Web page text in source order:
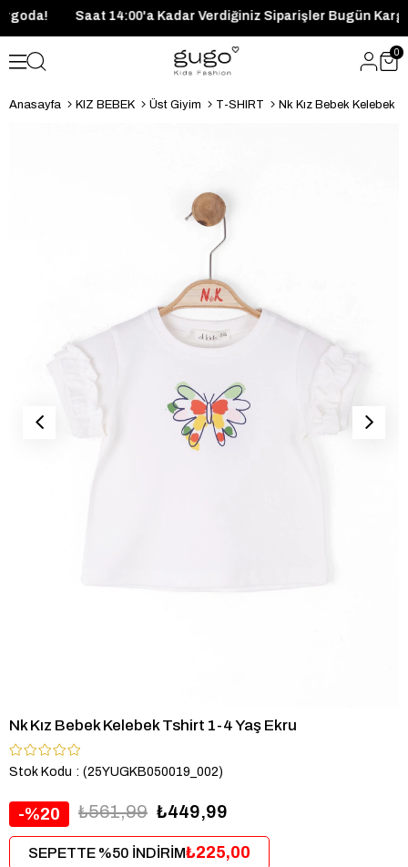
Kargoda! Saat 14:00'a Kadar Verdiğiniz Siparişler Bugün
0
Anasayfa KIZ BEBEK Üst Giyim T-SHIRT Nk Kız Bebek Kelebek
Nk Kız Bebek Kelebek Tshirt 1-4 Yaş Ekru
Stok Kodu (25YUGKB050019_002)
20 ₺561,99 ₺449,99
SEPETTE %50 İNDİRİM₺225,00